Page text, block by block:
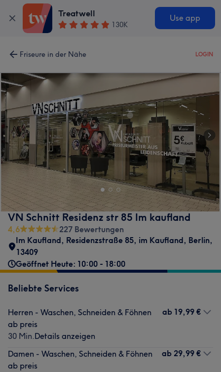
Treatwell
130K
Use app
Friseure in der Nähe LOGIN
VN Schnitt Residenz str 85 Im kaufland
4,6
227 Bewertungen
Im Kaufland, Residenzstraße 85, im Kaufland, Berlin,
13409
Geöffnet Heute: 10:00 - 18:00
Beliebte Services
Herren - Waschen, Schneiden & Föhnen
ab preis
30 Min.Details anzeigen
ab 19,99 €
Damen - Waschen, Schneiden & Föhnen
ab preis
ab 29,99 €